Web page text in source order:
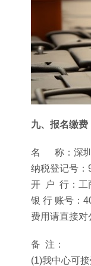
九、报名缴费
名 称：深圳
纳税登记号
开 户 行：工
银 行 账号：
费用请直接
备 注：
(1)我中心可